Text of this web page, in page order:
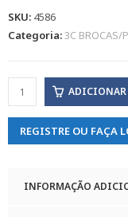
SKU: 4586
Categoria:3C
ADICIONAR
REGISTRE OU FAÇA
INFORMAÇÃO